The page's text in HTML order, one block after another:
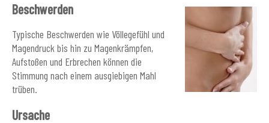
Beschwerden
Typische Beschwerden wie Völlegefühl und
Magendruck bis hin zu Magenkrämpfen,
Aufstoßen und Erbrechen können die
Stimmung nach einem ausgiebigen Mahl
trüben.
Ursache